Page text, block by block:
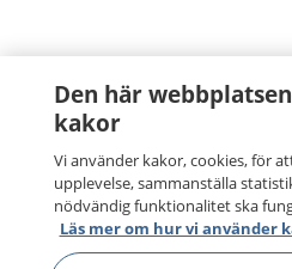
Den här
kakor
Vi använder kakor, cookies, för
upplevelse, sammanställa
nödvändig funktionalitet ska
Läs mer om hur vi använder